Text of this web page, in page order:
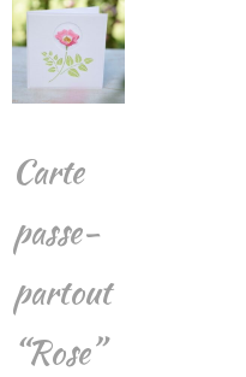
Carte
passe-
partout
“Rose”